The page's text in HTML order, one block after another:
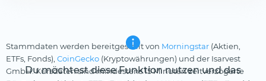
Du möchtest diese Funktion nutzen und das
Stammdaten werden bereitgestellt von Morningstar (Aktien,
ETFs, Fonds), CoinGecko (Kryptowährungen) und der Isarvest
GmbH. Kursdaten sind mindestens 15 Minuten zeitverzögerte